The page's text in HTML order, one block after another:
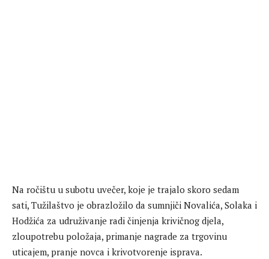
Na ročištu u subotu uvečer, koje je trajalo skoro sedam
sati, Tužilaštvo je obrazložilo da sumnjiči Novalića, Solaka i
Hodžića za udruživanje radi činjenja krivičnog djela,
zloupotrebu položaja, primanje nagrade za trgovinu
uticajem, pranje novca i krivotvorenje isprava.